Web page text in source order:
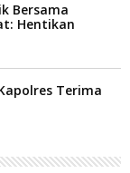
Bersama
Hentikan
yang Merusak
Terima